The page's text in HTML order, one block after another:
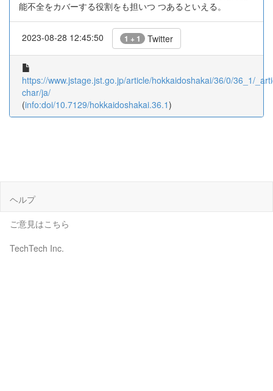
能不全をカバーする役割をも担いつ つあるといえる。
2023-08-28 12:45:50 1 + 1 Twitter
https://www.jstage.jst.go.jp/article/hokkaidoshakai/36/0/36_1/
char/ja/
(info:doi/10.7129/hokkaidoshakai.36.1)
ヘルプ
ご意見はこちら
TechTech Inc.